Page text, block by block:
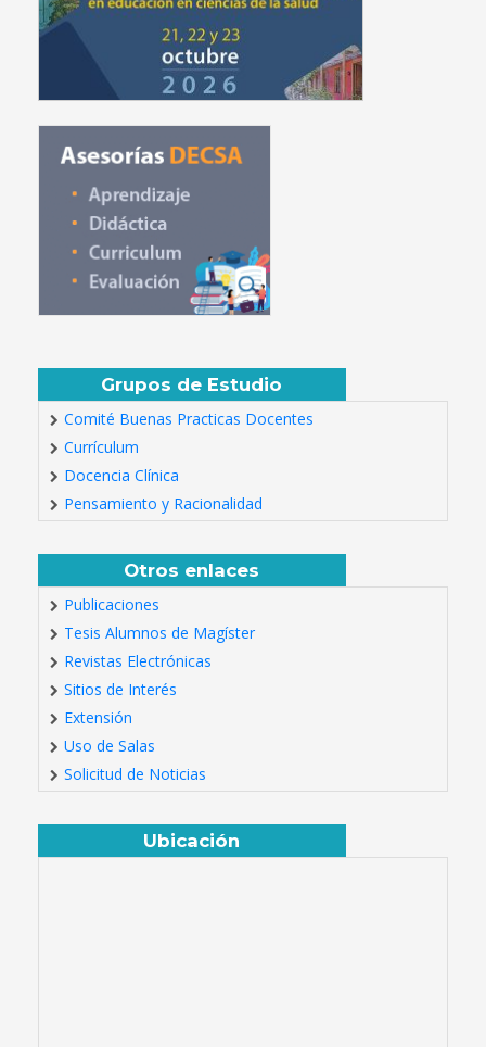
Grupos de Estudio
Comité Buenas Practicas Docentes
Currículum
Docencia Clínica
Pensamiento y Racionalidad
Otros enlaces
Publicaciones
Tesis Alumnos de Magíster
Revistas Electrónicas
Sitios de Interés
Extensión
Uso de Salas
Solicitud de Noticias
Ubicación